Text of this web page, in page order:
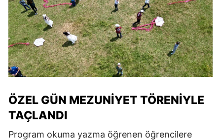
ÖZEL GÜN MEZUNIYET TÖRENIYLE
TAÇLANDI
Program okuma yazma öğrenen öğrencilere